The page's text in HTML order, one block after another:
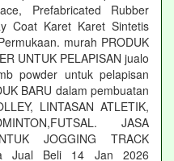
Prefabricated Rubber
Coat Karet Karet Sintetis
murah PRODUK
UNTUK PELAPISAN jualo
powder untuk pelapisan
BARU dalam pembuatan
LINTASAN ATLETIK,
JASA
JOGGING TRACK
Jual Beli 14 Jan 2026